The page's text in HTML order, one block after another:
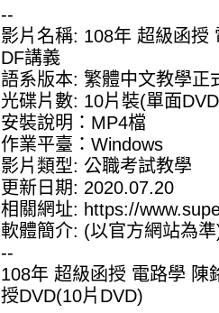
--
影片名稱: 108年 超級函授
DF講義
語系版本: 繁體中文教學正
光碟片數: 10片裝(單面
安裝說明：MP4檔
作業平臺：Windows
影片類型: 公職考試教學
更新日期: 2020.07.20
相關網址: https://
軟體簡介: (以官方網站為
--
108年 超級函授 電路學 陳
授DVD(10片DVD)